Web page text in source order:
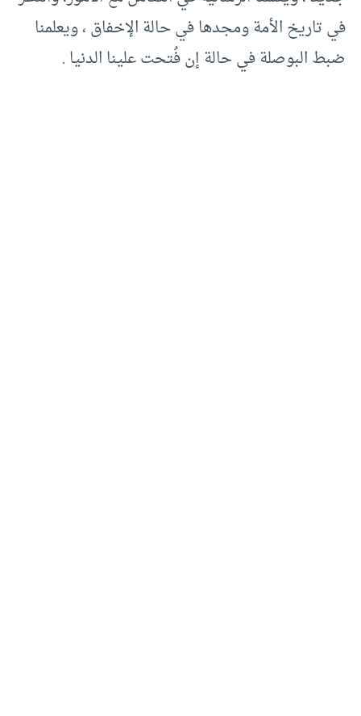
في تاريخ الأمة ومجدها في حالة الإخفاق ، ويعلمنا
ضبط البوصلة في حالة إن فُتحت علينا الدنيا .